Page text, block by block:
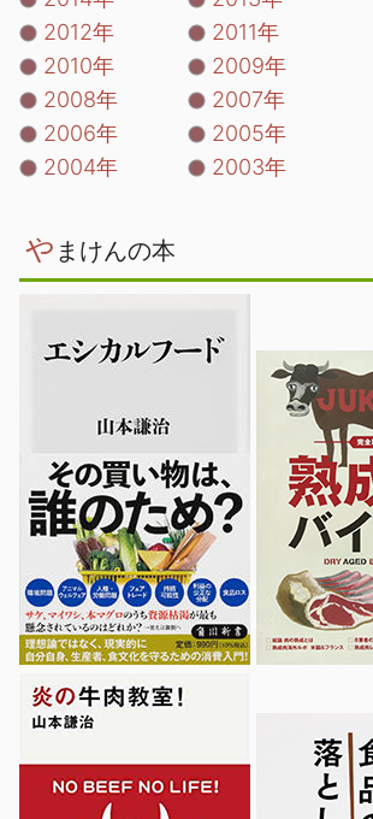
2012年
2011年
2010年
2009年
2008年
2007年
2006年
2005年
2004年
2003年
や まけんの本